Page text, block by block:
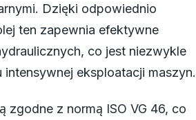
Dzięki odpowiednio
ten zapewnia efektywne
co jest niezwykle
eksploatacji maszyn.
zgodne z normą ISO VG 46, co